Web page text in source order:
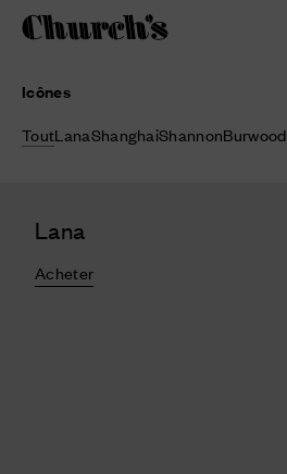
Icônes
ToutLanaShanghaiShannonBurwood
Lana
Acheter